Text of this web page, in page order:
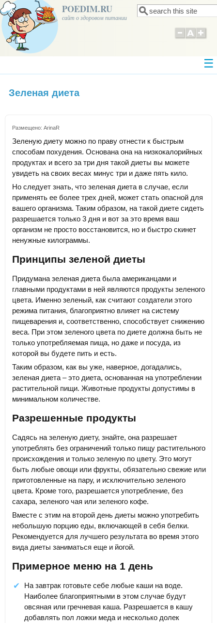
POEDIM.RU
сайт о здоровом питании Форма поиска
Поиск
Зеленая диета
Размещено: ArinaR
Зеленую диету можно по праву отнести к быстрым
способам похудения. Основана она на низкокалорийных
продуктах и всего за три дня такой диеты вы можете
увидеть на своих весах минус три и даже пять кило.
Но следует знать, что зеленая диета в случае, если
применять ее более трех дней, может стать опасной для
вашего организма. Таким образом, на такой диете сидеть
разрешается только 3 дня и вот за это время ваш
организм не просто восстановится, но и быстро скинет
ненужные килограммы.
Принципы зеленой диеты
Придумана зеленая диета была американцами и
главными продуктами в ней являются продукты зеленого
цвета. Именно зеленый, как считают создатели этого
режима питания, благоприятно влияет на систему
пищеварения и, соответственно, способствует снижению
веса. При этом зеленого цвета по диете должна быть не
только употребляемая пища, но даже и посуда, из
которой вы будете пить и есть.
Таким образом, как вы уже, наверное, догадались,
зеленая диета – это диета, основанная на употреблении
растительной пищи. Животные продукты допустимы в
минимальном количестве.
Разрешенные продукты
Садясь на зеленую диету, знайте, она разрешает
употреблять без ограничений только пищу растительного
происхождения и только зеленую по цвету. Это могут
быть любые овощи или фрукты, обязательно свежие или
приготовленные на пару, и исключительно зеленого
цвета. Кроме того, разрешается употребление, без
сахара, зеленого чая или зеленого кофе.
Вместе с этим на второй день диеты можно употребить
небольшую порцию еды, включающей в себя белки.
Рекомендуется для лучшего результата во время этого
вида диеты заниматься еще и йогой.
Примерное меню на 1 день
На завтрак готовьте себе любые каши на воде.
Наиболее благоприятными в этом случае будут
овсяная или гречневая каша. Разрешается в кашу
добавлять пол ложки меда и несколько долек